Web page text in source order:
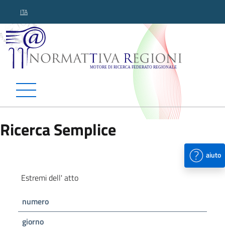
ITA
Normattiva Regioni -
Ricerca Semplice
aiuto
Estremi dell' atto
numero
giorno